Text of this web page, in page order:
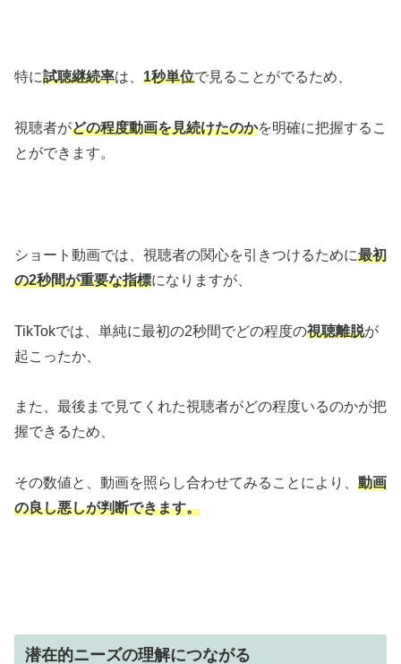
特に試聴継続率は、 1秒単位で見ることがでるため、
視聴者がどの程度動画を見続けたのかを明確に把握するこ
とができます。
ショート動画では、視聴者の関心を引きつけるために最初
の2秒間が重要な指標になりますが、
TikTokでは、単純に最初の2秒間でどの程度の視聴離脱が
起こったか、
また、最後まで見てくれた視聴者がどの程度いるのかが把
握できるため、
その数値と、動画を照らし合わせてみることにより、 動画
の良し悪しが判断できます。
潜在的ニーズの理解につながる